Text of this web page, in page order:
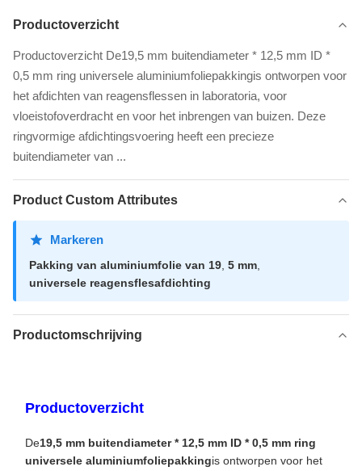
Productoverzicht
Productoverzicht De19,5 mm buitendiameter * 12,5 mm ID *
0,5 mm ring universele aluminiumfoliepakkingis ontworpen voor
het afdichten van reagensflessen in laboratoria, voor
vloeistofoverdracht en voor het inbrengen van buizen. Deze
ringvormige afdichtingsvoering heeft een precieze
buitendiameter van ...
Product Custom Attributes
Markeren
Pakking van aluminiumfolie van 19 5 mm
universele reagensflesafdichting
Productomschrijving
Productoverzicht
De19,5 mm buitendiameter * 12,5 mm ID * 0,5 mm ring
universele aluminiumfoliepakkingis ontworpen voor het